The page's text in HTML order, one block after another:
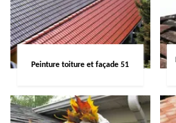
Peinture toiture et façade 51